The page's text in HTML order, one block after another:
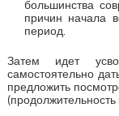
большинства
причин начала
период.
Затем идет
самостоятельно
предложить
(продолжительность